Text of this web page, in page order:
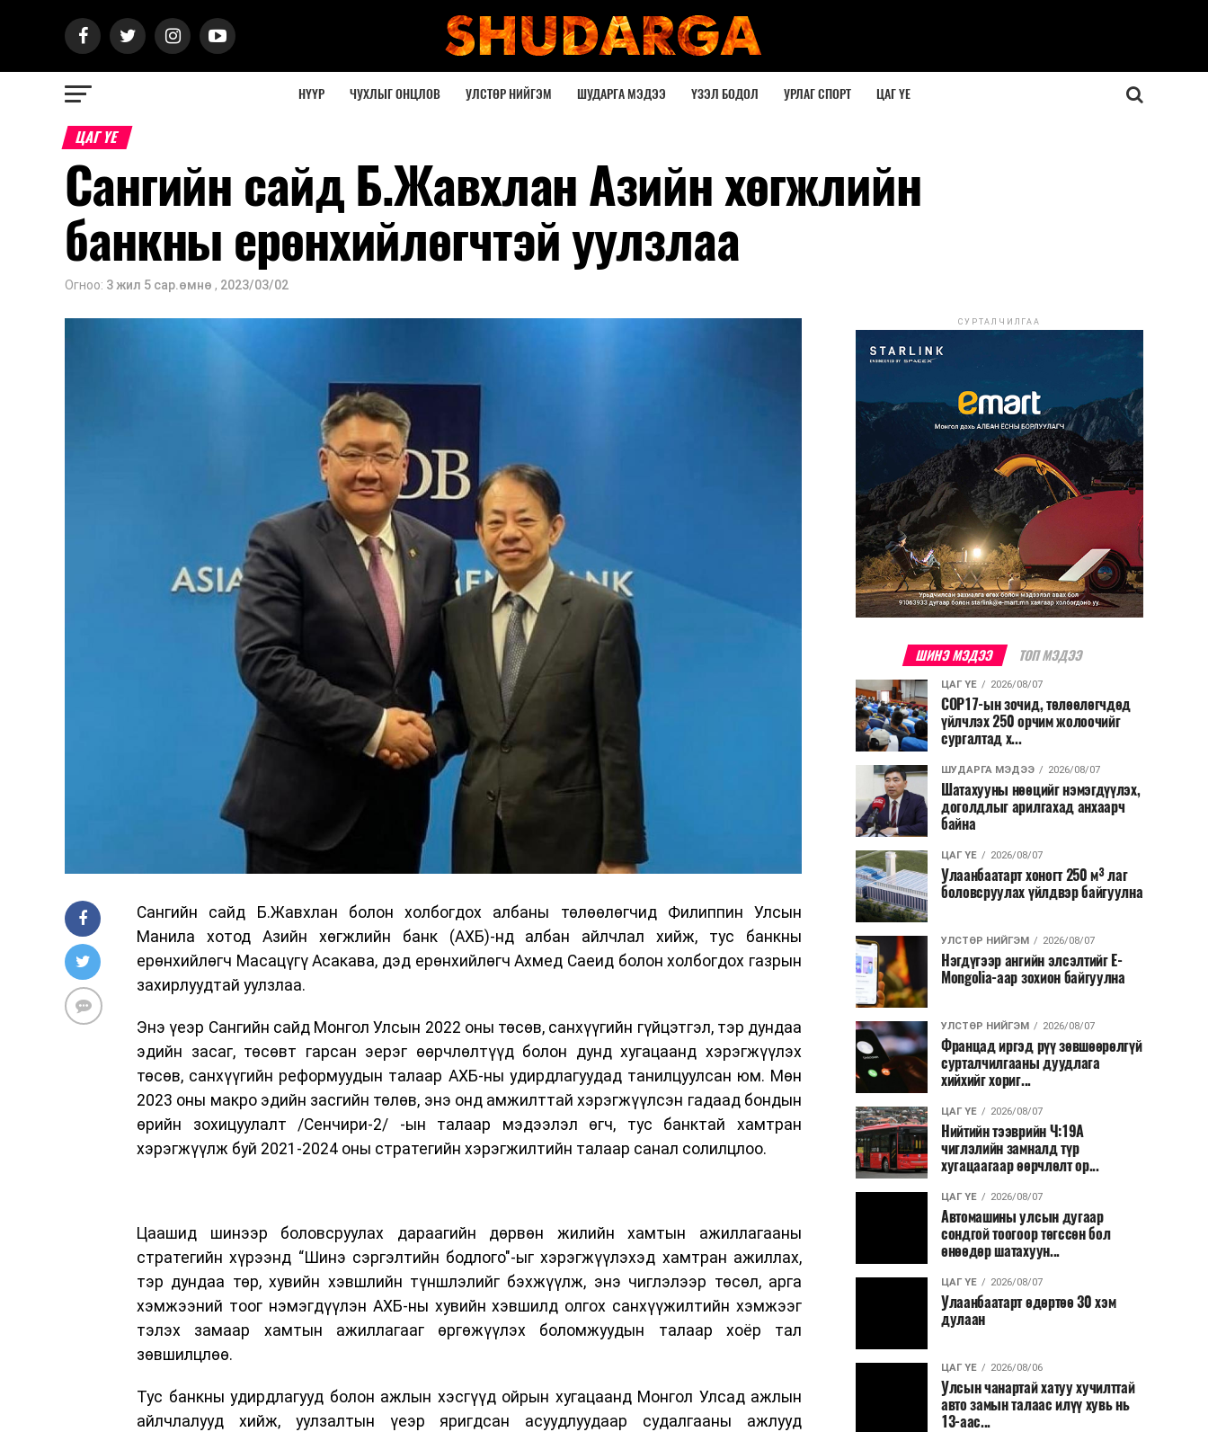
НҮҮР ЧУХЛЫГ ОНЦЛОВ УЛСТӨР НИЙГЭМ ШУДАРГА МЭДЭЭ ҮЗЭЛ БОДОЛ УРЛАГ СПОРТ ЦАГ ҮЕ
ЦАГ ҮЕ
Сангийн сайд Б.Жавхлан Азийн хөгжлийн
банкны ерөнхийлөгчтэй уулзлаа
Огноо: 3 жил 5 сар.өмнө , 2023/03/02
Сангийн сайд Б.Жавхлан болон холбогдох албаны төлөөлөгчид Филиппин Улсын
Манила хотод Азийн хөгжлийн банк (АХБ)-нд албан айлчлал хийж, тус банкны
ерөнхийлөгч Масацүгү Асакава, дэд ерөнхийлөгч Ахмед Саеид болон холбогдох газрын
захирлуудтай уулзлаа.
Энэ үеэр Сангийн сайд Монгол Улсын 2022 оны төсөв, санхүүгийн гүйцэтгэл, тэр дундаа
эдийн засаг, төсөвт гарсан эерэг өөрчлөлтүүд болон дунд хугацаанд хэрэгжүүлэх
төсөв, санхүүгийн реформуудын талаар АХБ-ны удирдлагуудад танилцуулсан юм. Мөн
2023 оны макро эдийн засгийн төлөв, энэ онд амжилттай хэрэгжүүлсэн гадаад бондын
өрийн зохицуулалт /Сенчири-2/ -ын талаар мэдээлэл өгч, тус банктай хамтран
хэрэгжүүлж буй 2021-2024 оны стратегийн хэрэгжилтийн талаар санал солилцлоо.
Цаашид шинээр боловсруулах дараагийн дөрвөн жилийн хамтын ажиллагааны
стратегийн хүрээнд “Шинэ сэргэлтийн бодлого"-ыг хэрэгжүүлэхэд хамтран ажиллах,
тэр дундаа төр, хувийн хэвшлийн түншлэлийг бэхжүүлж, энэ чиглэлээр төсөл, арга
хэмжээний тоог нэмэгдүүлэн АХБ-ны хувийн хэвшилд олгох санхүүжилтийн хэмжээг
тэлэх замаар хамтын ажиллагааг өргөжүүлэх боломжуудын талаар хоёр тал
зөвшилцлөө.
Тус банкны удирдлагууд болон ажлын хэсгүүд ойрын хугацаанд Монгол Улсад ажлын
айлчлалууд хийж, уулзалтын үеэр яригдсан асуудлуудаар судалгааны ажлууд
СУРТАЛЧИЛГАА
ШИНЭ МЭДЭЭ ТОП МЭДЭЭ
ЦАГ ҮЕ 2026/08/07
COP17-ын зочид, төлөөлөгчдөд
үйлчлэх 250 орчим жолоочийг
сургалтад х...
ШУДАРГА МЭДЭЭ 2026/08/07
Шатахууны нөөцийг нэмэгдүүлэх,
доголдлыг арилгахад анхаарч
байна
ЦАГ ҮЕ 2026/08/07
Улаанбаатарт хоногт 250 м³ лаг
боловсруулах үйлдвэр байгуулна
УЛСТӨР НИЙГЭМ 2026/08/07
Нэгдүгээр ангийн элсэлтийг E-
Mongolia-аар зохион байгуулна
УЛСТӨР НИЙГЭМ 2026/08/07
Францад иргэд рүү зөвшөөрөлгүй
сурталчилгааны дуудлага
хийхийг хориг...
ЦАГ ҮЕ 2026/08/07
Нийтийн тээврийн Ч:19А
чиглэлийн замналд түр
хугацаагаар өөрчлөлт ор...
ЦАГ ҮЕ 2026/08/07
Автомашины улсын дугаар
сондгой тоогоор төгссөн бол
өнөөдөр шатахуун...
ЦАГ ҮЕ 2026/08/07
Улаанбаатарт өдөртөө 30 хэм
дулаан
ЦАГ ҮЕ 2026/08/06
Улсын чанартай хатуу хучилттай
авто замын талаас илүү хувь нь
13-аас...